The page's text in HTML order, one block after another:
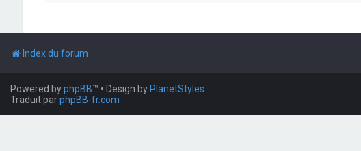
Index du forum
Powered byphpBB™ • Design by PlanetStyles
Traduit parphpBB-fr.com